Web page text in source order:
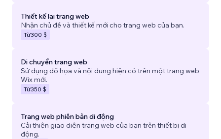
Thiết kế lại trang web
Nhận chủ đề và thiết kế mới cho trang web của bạn.
Từ300 $
Di chuyển trang web
Sử dụng đồ họa và nội dung hiện có trên một trang web
Wix mới.
Từ350 $
Trang web phiên bản di động
Cải thiện giao diện trang web của bạn trên thiết bị di
động.